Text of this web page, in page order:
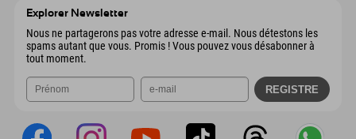
Explorer Newsletter
Nous ne partagerons pas votre adresse e-mail. Nous détestons les
spams autant que vous. Promis ! Vous pouvez vous désabonner à
tout moment.